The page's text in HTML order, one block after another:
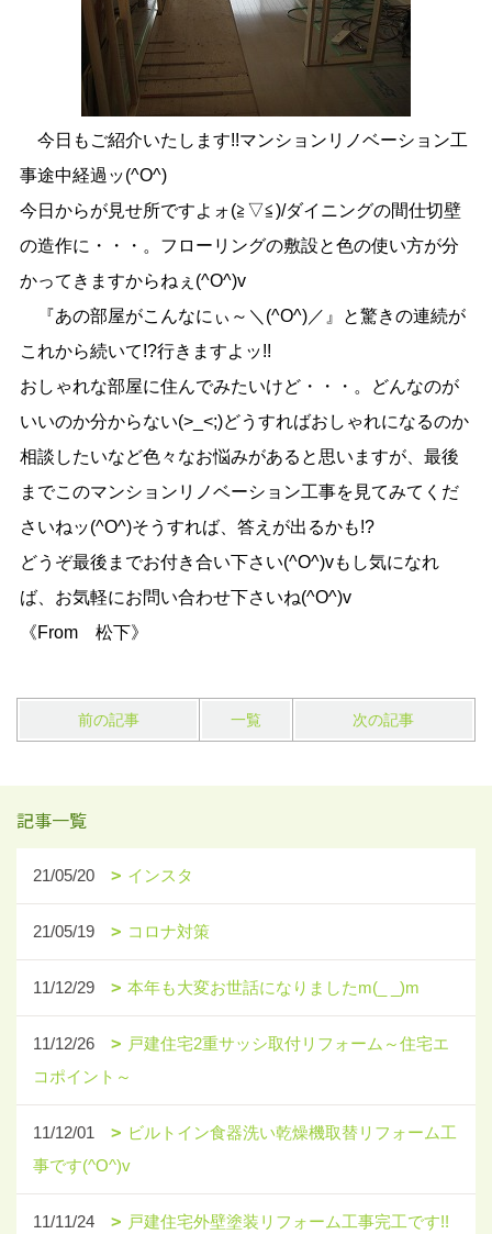
今日もご紹介いたします!!マンションリノベーション工
事途中経過ッ(^O^)
今日からが見せ所ですよォ(≧▽≦)/ダイニングの間仕切壁
の造作に・・・。フローリングの敷設と色の使い方が分
かってきますからねぇ(^O^)v
『あの部屋がこんなにぃ～＼(^O^)／』と驚きの連続が
これから続いて!?行きますよッ!!
おしゃれな部屋に住んでみたいけど・・・。どんなのが
いいのか分からない(>_<;)どうすればおしゃれになるのか
相談したいなど色々なお悩みがあると思いますが、最後
までこのマンションリノベーション工事を見てみてくだ
さいねッ(^O^)そうすれば、答えが出るかも!?
どうぞ最後までお付き合い下さい(^O^)vもし気になれ
ば、お気軽にお問い合わせ下さいね(^O^)v
《From 松下》
前の記事 一覧 次の記事
記事一覧
21/05/20 インスタ
21/05/19 コロナ対策
11/12/29 本年も大変お世話になりましたm(_ _)m
11/12/26
戸建住宅2重サッシ取付リフォーム～住宅エ
コポイント～
11/12/01
ビルトイン食器洗い乾燥機取替リフォーム工
事です(^O^)v
11/11/24 戸建住宅外壁塗装リフォーム工事完工です!!